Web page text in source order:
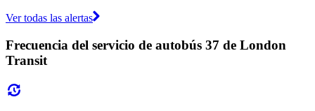
Ver todas las alertas
Frecuencia del servicio de autobús 37 de London
Transit